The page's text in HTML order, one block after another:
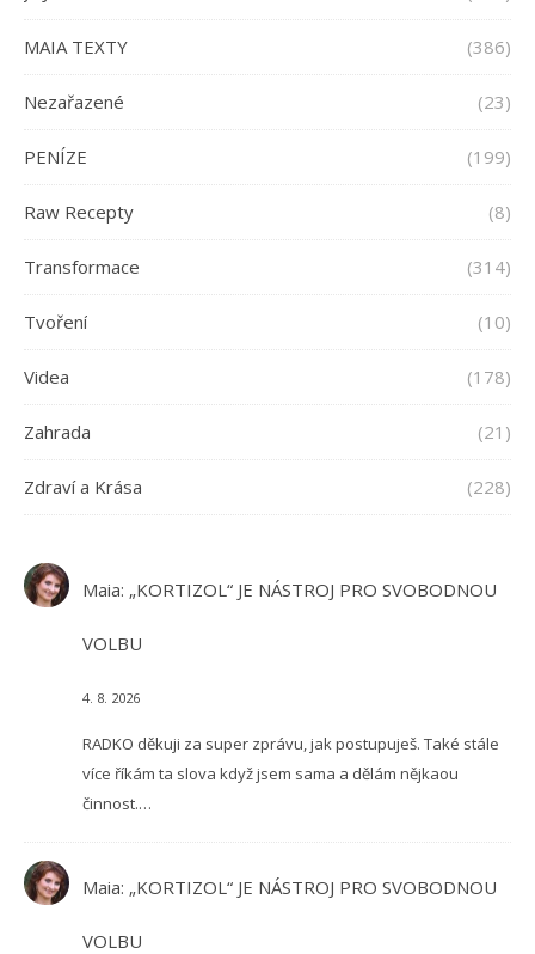
MAIA TEXTY (386)
Nezařazené (23)
PENÍZE (199)
Raw Recepty (8)
Transformace (314)
Tvoření (10)
Videa (178)
Zahrada (21)
Zdraví a Krása (228)
Maia: „KORTIZOL“ JE NÁSTROJ PRO SVOBODNOU
VOLBU
4. 8. 2026
RADKO děkuji za super zprávu, jak postupuješ. Také stále
více říkám ta slova když jsem sama a dělám nějkaou
činnost.…
Maia: „KORTIZOL“ JE NÁSTROJ PRO SVOBODNOU
VOLBU